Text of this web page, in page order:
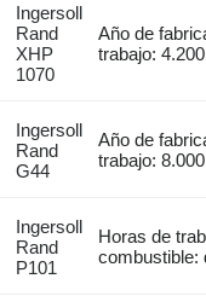
Ingersoll
Rand
XHP
1070
Año de
trabajo:
Ingersoll
Rand
G44
Año de
trabajo:
Ingersoll
Rand
P101
Horas de
combustible: